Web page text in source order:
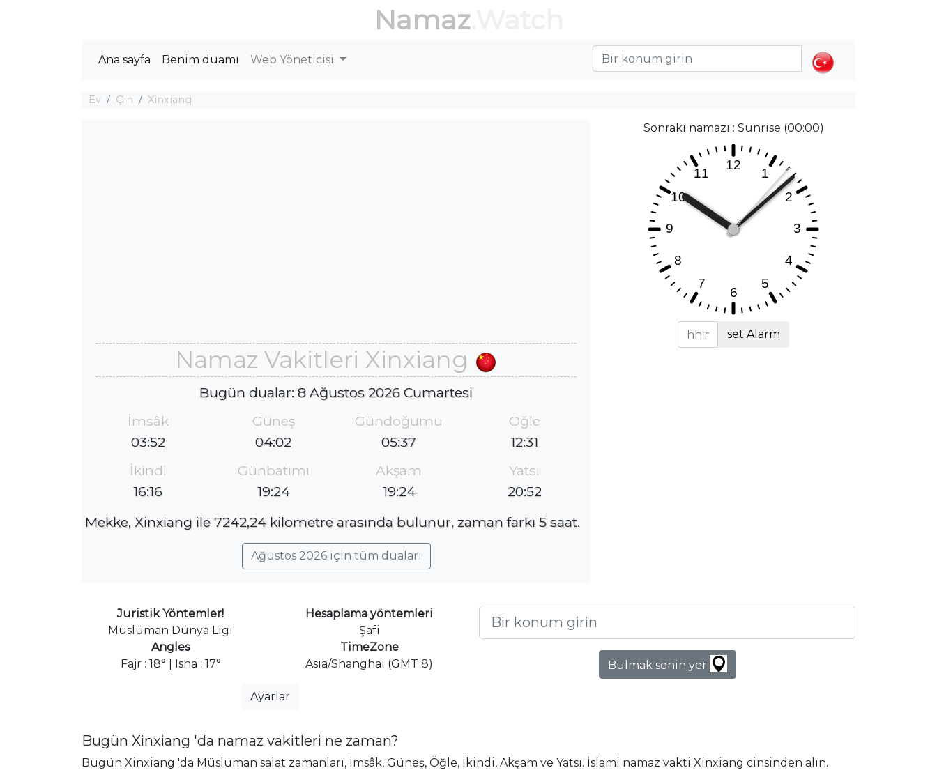
Namaz.Watch
Ana sayfa Benim duamı Web Yöneticisi
Ev Çin Xinxiang
Namaz Vakitleri Xinxiang
Bugün dualar: 8 Ağustos 2026 Cumartesi
İmsâk
03:52
Güneş
04:02
Gündoğumu
05:37
Öğle
12:31
İkindi
16:16
Günbatımı
19:24
Akşam
19:24
Yatsı
20:52
Mekke, Xinxiang ile 7242,24 kilometre arasında bulunur, zaman farkı 5 saat.
Ağustos 2026 için tüm duaları
Sonraki namazı : Sunrise (00:00)
set Alarm
Juristik Yöntemler!
Müslüman Dünya Ligi
Hesaplama yöntemleri
Şafi
Angles
Fajr : 18° | Isha : 17°
TimeZone
Asia/Shanghai (GMT 8)
Ayarlar
Bulmak senin yer
Bugün Xinxiang 'da namaz vakitleri ne zaman?
Bugün Xinxiang 'da Müslüman salat zamanları, İmsâk, Güneş, Öğle, İkindi, Akşam ve Yatsı. İslami namaz vakti Xinxiang cinsinden alın.